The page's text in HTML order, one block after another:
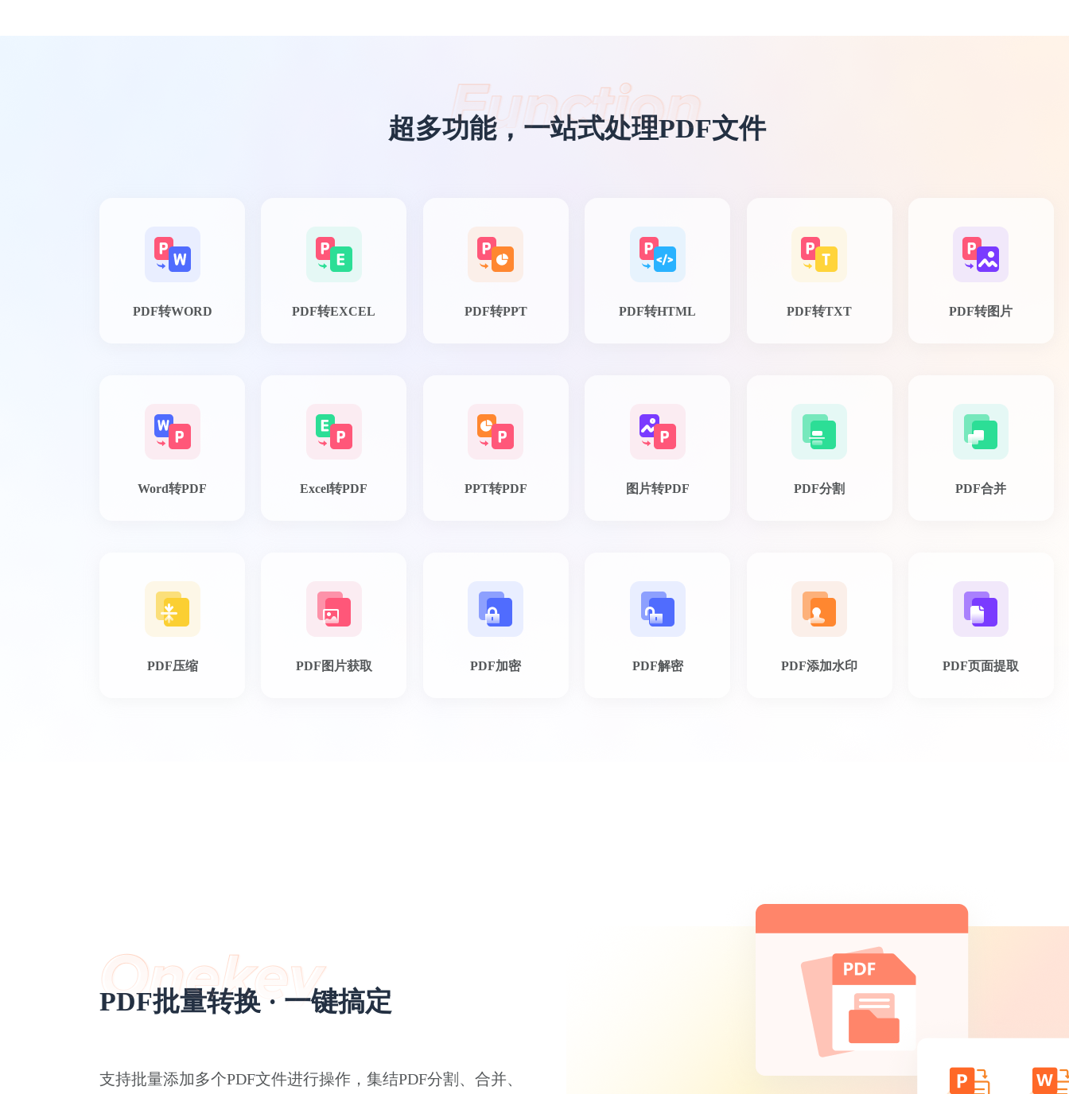
超多功能，一站式处理PDF文件
PDF转WORD PDF转EXCEL PDF转PPT PDF转HTML PDF转TXT PDF转图片
Word转PDF Excel转PDF PPT转PDF 图片转PDF PDF分割 PDF合并
PDF压缩 PDF图片获取 PDF加密 PDF解密 PDF添加水印 PDF页面提取
PDF批量转换 · 一键搞定
支持批量添加多个PDF文件进行操作，集结PDF分割、合并、